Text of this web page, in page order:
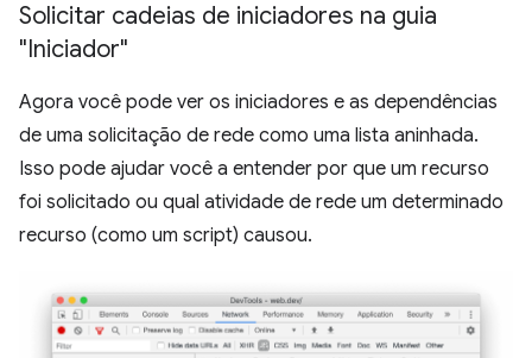
Solicitar cadeias de iniciadores na guia
"Iniciador"
Agora você pode ver os iniciadores e as dependências
de uma solicitação de rede como uma lista aninhada.
Isso pode ajudar você a entender por que um recurso
foi solicitado ou qual atividade de rede um determinado
recurso (como um script) causou.